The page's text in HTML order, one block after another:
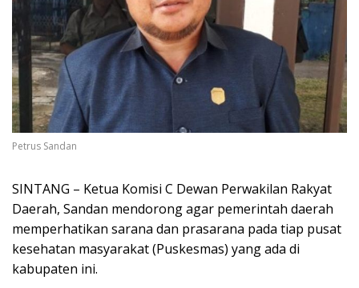
Petrus Sandan
SINTANG – Ketua Komisi C Dewan Perwakilan Rakyat
Daerah, Sandan mendorong agar pemerintah daerah
memperhatikan sarana dan prasarana pada tiap pusat
kesehatan masyarakat (Puskesmas) yang ada di
kabupaten ini.